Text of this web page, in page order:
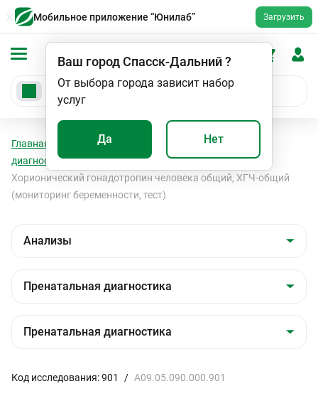
Мобильное приложение “Юнилаб” Загрузить
Ваш городСпасск-Дальний?
От выбора города зависит набор
услуг
Да Нет
Главная Анализы
Пренатальная
диагностика
Пренатальная диагностика
Хорионический гонадотропин человека общий, ХГЧ-общий
(мониторинг беременности, тест)
Код исследования: 901 / A09.05.090.000.901